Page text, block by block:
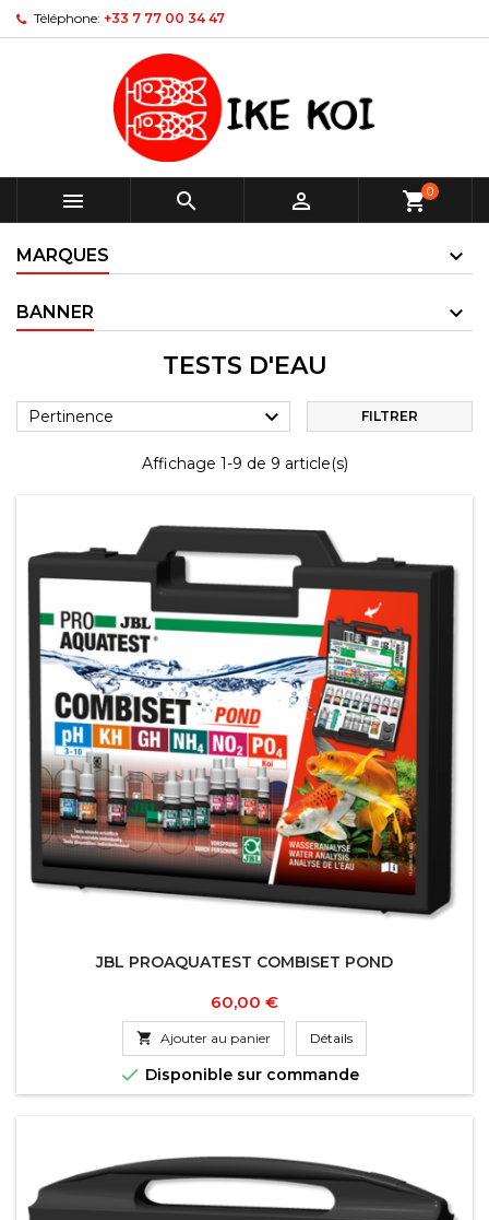
Téléphone: +33 7 77 00 34 47
   shopping_cart0
MARQUES
BANNER
TESTS D'EAU
Pertinence  FILTRER
Affichage 1-9 de 9 article(s)
JBL PROAQUATEST COMBISET POND
Prix
60,00 €
 Ajouter au panier Détails
 Disponible sur commande